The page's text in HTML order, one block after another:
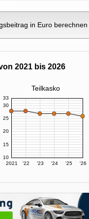
in Euro berechnen
2021 bis 2026
Teilkasko
2021 '22 '23 '24 '25 '26
10
15
20
25
30
33